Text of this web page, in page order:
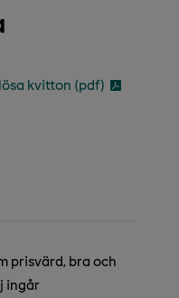
kvitton (pdf)
prisvärd, bra och
ingår